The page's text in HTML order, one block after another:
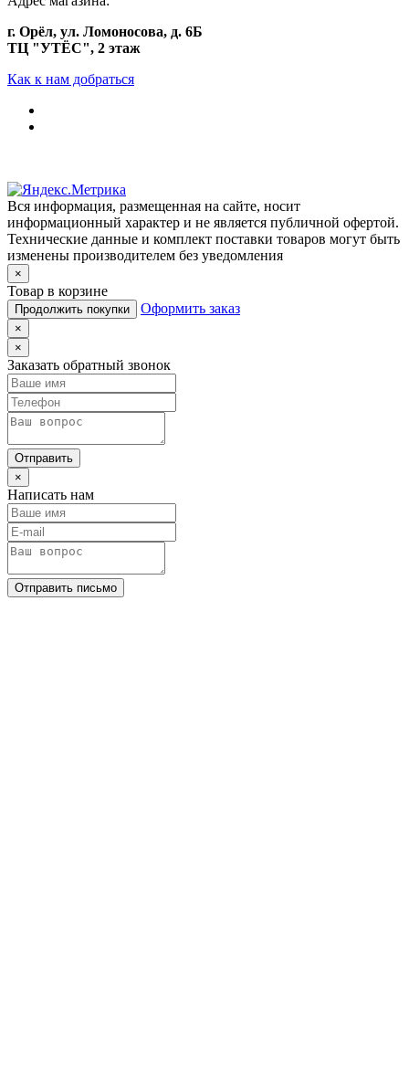
г. Орёл, ул. Ломоносова, д. 6Б
ТЦ "УТЁС", 2 этаж
Как к нам добраться
Вся информация, размещенная на сайте, носит
информационный характер и не является публичной офертой.
Технические данные и комплект поставки товаров могут быть
изменены производителем без уведомления
×
Товар в корзине
Продолжить покупки Оформить заказ
×
×
Заказать обратный звонок
Отправить
×
Написать нам
Отправить письмо